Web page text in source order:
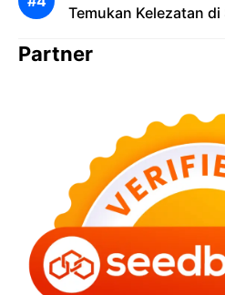
Temukan Kelezatan
Partner